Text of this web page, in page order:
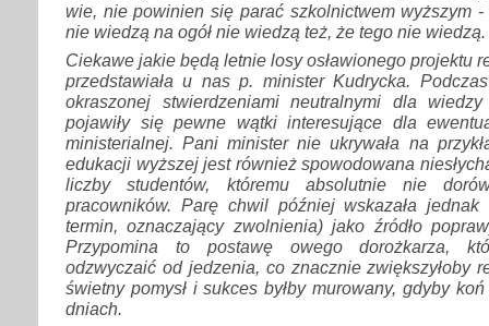
wie, nie powinien się parać szkolnictwem wyższym
nie wiedzą na ogół nie wiedzą też, że tego nie wiedzą.
Ciekawe jakie będą letnie losy osławionego projektu
przedstawiała u nas p. minister Kudrycka.
okraszonej stwierdzeniami neutralnymi dla
pojawiły się pewne wątki interesujące dla
ministerialnej. Pani minister nie ukrywała na
edukacji wyższej jest również spowodowana
liczby studentów, któremu absolutnie nie
pracowników. Parę chwil później wskazała jednak
termin, oznaczający zwolnienia) jako źródło
Przypomina to postawę owego dorożkarza,
odzwyczaić od jedzenia, co znacznie zwiększyłoby
świetny pomysł i sukces byłby murowany, gdyby
dniach.